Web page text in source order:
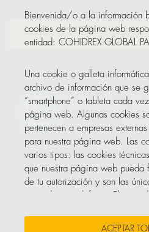
Bienvenida/o a la información
cookies de la página web
entidad: COHIDREX GLOBAL
Una cookie o galleta
archivo de información que se
“smartphone” o tableta cada
página web. Algunas cookies
pertenecen a empresas
para nuestra página web. Las
varios tipos: las cookies
que nuestra página web pueda
de tu autorización y son las
ACEPTAR